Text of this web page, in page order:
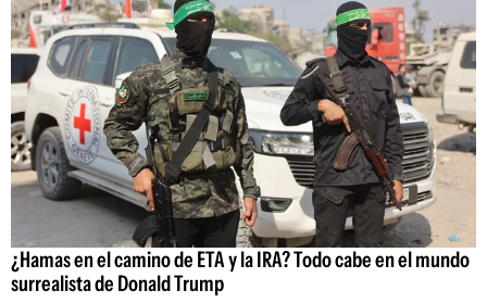
¿Hamas en el camino de ETA y la IRA? Todo cabe en el mundo
surrealista de Donald Trump